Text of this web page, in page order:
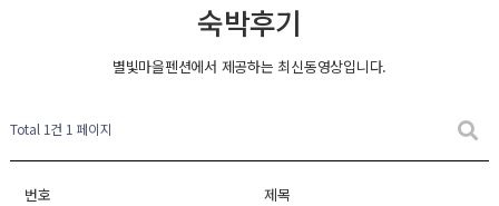
숙박후기
별빛마을펜션에서 제공하는 최신동영상입니다.
Total 1건 1 페이지
번호 제목